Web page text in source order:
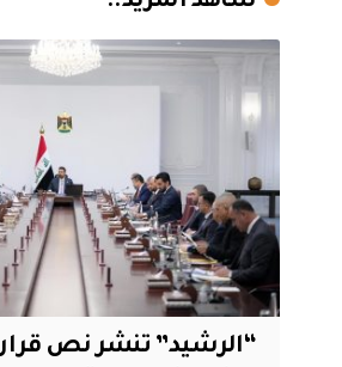
“الرشيد” تنشر نص